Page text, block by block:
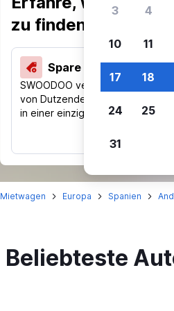
zu finden.
Spare 40 % und mehr
SWOODOO vergleicht Preise
von Dutzenden Reise-Websites
in einer einzigen Suche.
Mietwagen Europa Spanien
Beliebteste
3 4
10 11
17 18
24 25
31